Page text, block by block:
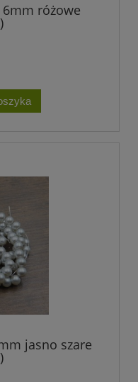
6mm różowe
jasno szare